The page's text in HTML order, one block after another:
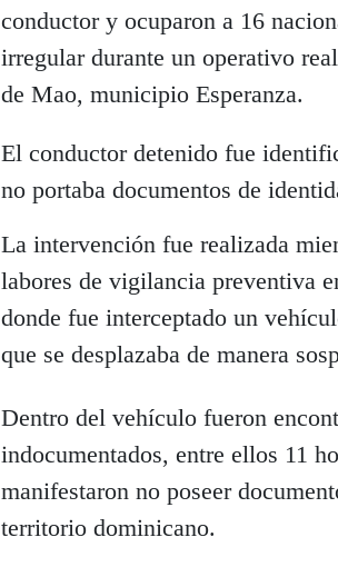
conductor y ocuparon a 16
irregular durante un operativo
de Mao, municipio Esperanza.
El conductor detenido fue
no portaba documentos de
La intervención fue realizada
labores de vigilancia preventiva
donde fue interceptado un
que se desplazaba de manera
Dentro del vehículo fueron
indocumentados, entre ellos 11
manifestaron no poseer
territorio dominicano.